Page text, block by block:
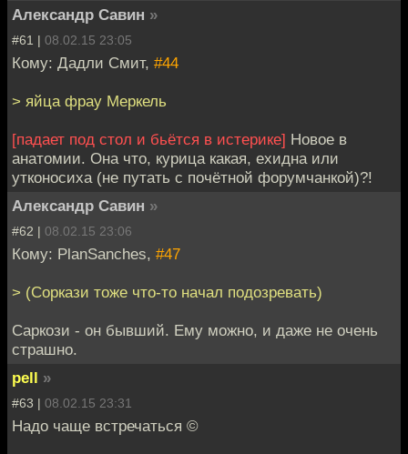
Александр Савин »
#61 | 08.02.15 23:05
Кому: Дадли Смит, #44
> яйца фрау Меркель
[падает под стол и бьётся в истерике] Новое в
анатомии. Она что, курица какая, ехидна или
утконосиха (не путать с почётной форумчанкой)?!
Александр Савин »
#62 | 08.02.15 23:06
Кому: PlanSanches, #47
> (Соркази тоже что-то начал подозревать)
Саркози - он бывший. Ему можно, и даже не очень
страшно.
pell »
#63 | 08.02.15 23:31
Надо чаще встречаться ©